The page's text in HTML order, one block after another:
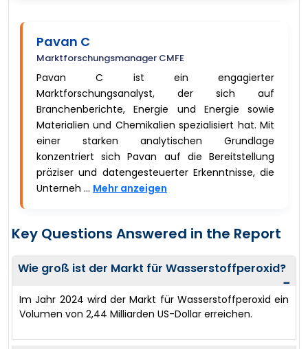
Pavan C
Marktforschungsmanager CMFE
Pavan C ist ein engagierter
Marktforschungsanalyst, der sich auf
Branchenberichte, Energie und Energie sowie
Materialien und Chemikalien spezialisiert hat. Mit
einer starken analytischen Grundlage
konzentriert sich Pavan auf die Bereitstellung
präziser und datengesteuerter Erkenntnisse, die
Unterneh ... Mehr anzeigen
Key Questions Answered in the Report
Wie groß ist der Markt für Wasserstoffperoxid?
−
Im Jahr 2024 wird der Markt für Wasserstoffperoxid ein
Volumen von 2,44 Milliarden US-Dollar erreichen.